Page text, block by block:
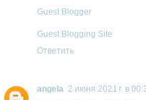
Guest Blogger
Guest Blogging Site
Ответить
angela 2 июня 2021 г. в